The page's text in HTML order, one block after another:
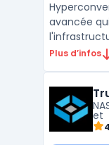
avancée
réseau et
permet de
serveurs
Plus d’infos
et